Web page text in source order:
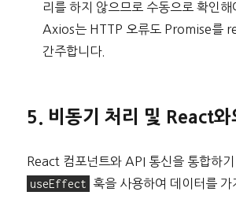
리를 하지 않으므로 수동으로 확인해
Axios는 HTTP 오류도 Promise를
간주합니다.
5. 비동기 처리 및 React와
React 컴포넌트와 API 통신을 통합하기
useEffect
훅을 사용하여 데이터를